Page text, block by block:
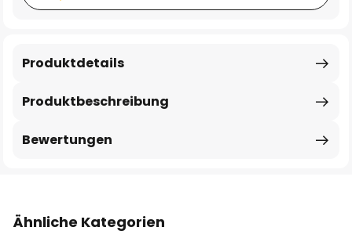
Produktbeschreibung
Produktdetails
Bewertungen
Ähnliche Kategorien